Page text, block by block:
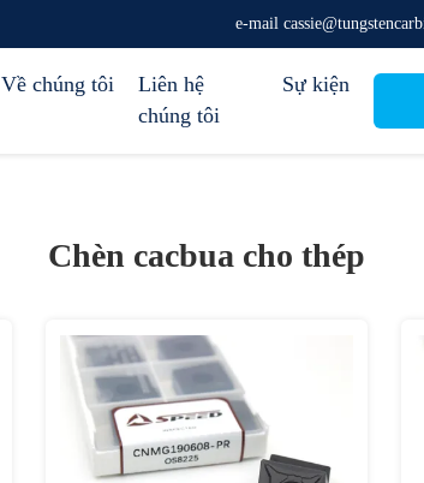
e-mail
Về chúng tôi
Liên hệ
chúng tôi
Sự kiện
Chèn cacbua cho thép